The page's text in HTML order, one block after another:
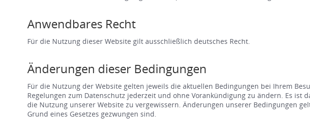
Anwendbares Recht
Für die Nutzung dieser Website gilt ausschließlich deutsches Recht.
Änderungen dieser Bedingungen
Für die Nutzung der Website gelten jeweils die aktuellen Bedingungen bei Ihrem
Regelungen zum Datenschutz jederzeit und ohne Vorankündigung zu ändern. Es
die Nutzung unserer Website zu vergewissern. Änderungen unserer Bedingungen
Grund eines Gesetzes gezwungen sind.